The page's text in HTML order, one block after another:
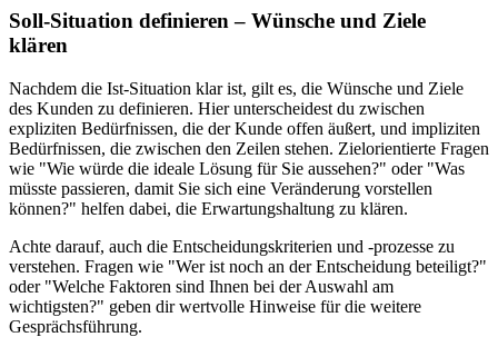
Soll-Situation definieren – Wünsche und Ziele
klären
Nachdem die Ist-Situation klar ist, gilt es, die Wünsche und Ziele
des Kunden zu definieren. Hier unterscheidest du zwischen
expliziten Bedürfnissen, die der Kunde offen äußert, und impliziten
Bedürfnissen, die zwischen den Zeilen stehen. Zielorientierte Fragen
wie "Wie würde die ideale Lösung für Sie aussehen?" oder "Was
müsste passieren, damit Sie sich eine Veränderung vorstellen
können?" helfen dabei, die Erwartungshaltung zu klären.
Achte darauf, auch die Entscheidungskriterien und -prozesse zu
verstehen. Fragen wie "Wer ist noch an der Entscheidung beteiligt?"
oder "Welche Faktoren sind Ihnen bei der Auswahl am
wichtigsten?" geben dir wertvolle Hinweise für die weitere
Gesprächsführung.